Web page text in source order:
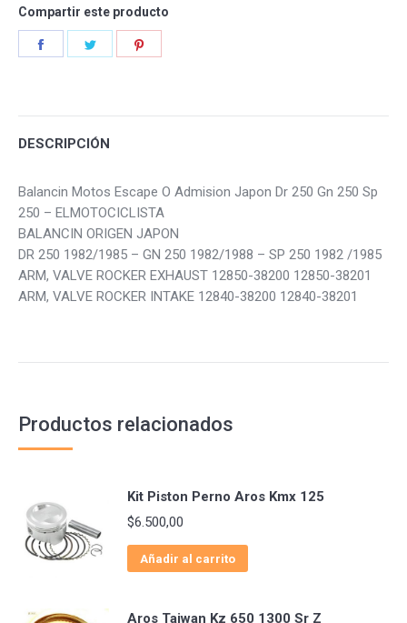
Sp
quantity
Compartir este producto
DESCRIPCIÓN
Balancin Motos Escape O Admision Japon Dr 250 Gn 250 Sp
250 – ELMOTOCICLISTA
BALANCIN ORIGEN JAPON
DR 250 1982/1985 – GN 250 1982/1988 – SP 250 1982 /1985
ARM, VALVE ROCKER EXHAUST 12850-38200 12850-38201
ARM, VALVE ROCKER INTAKE 12840-38200 12840-38201
Productos relacionados
Kit Piston Perno Aros Kmx 125
$6.500,00
Añadir al carrito
Aros Taiwan Kz 650 1300 Sr Z